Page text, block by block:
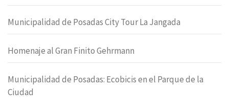
Municipalidad de Posadas City Tour La Jangada
Homenaje al Gran Finito Gehrmann
Municipalidad de Posadas: Ecobicis en el Parque de la
Ciudad